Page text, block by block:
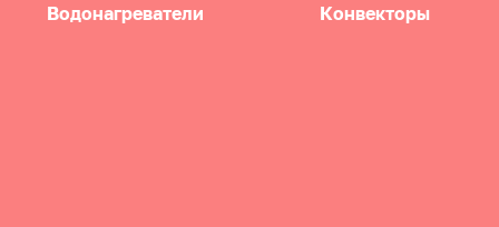
Водонагреватели Конвекторы